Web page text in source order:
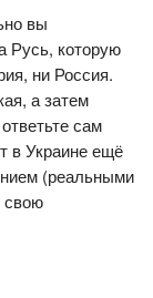
вы
Русь, которую
ни Россия.
а затем
сам
в Украине ещё
(реальными
свою